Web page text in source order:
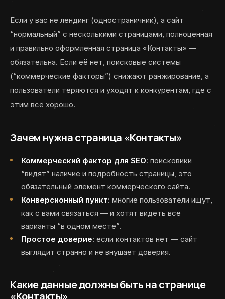
Если у вас не лендинг (одностраничник), а сайт
“нормальный” с несколькими страницами, полноценная
и правильно оформленная страница «Контакты» —
обязательна. Если её нет, поисковые системы
(“коммерческие факторы”) снижают ранжирование, а
пользователи теряются и уходят к конкурентам, где с
этим всё хорошо.
Зачем нужна страница «Контакты»
Коммерческий фактор для SEO: поисковики
“видят” наличие и подробность страницы, это
обязательный элемент коммерческого сайта.
Конверсионный пункт: многие пользователи ищут,
как с вами связаться — и хотят видеть все
варианты “в одном месте”.
Простое доверие: если контактов нет — сайт
выглядит странно и не внушает доверия.
Какие данные должны быть на странице
«Контакты»